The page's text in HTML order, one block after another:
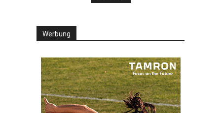
Werbung